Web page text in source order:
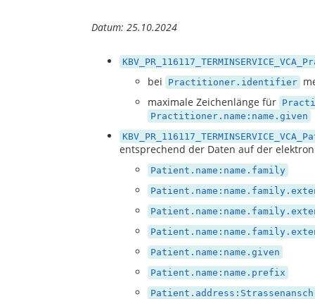
Datum: 25.10.2024
bei Practitioner.identifier
maximale Zeichenlänge für
Practitioner.name:name.given
entsprechend der Daten auf der
Patient.name:name.family
Patient.name:name.given
Patient.name:name.prefix